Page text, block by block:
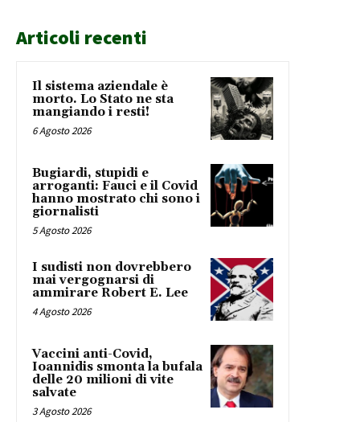
Articoli recenti
Il sistema aziendale è
morto. Lo Stato ne sta
mangiando i resti!
6 Agosto 2026
Bugiardi, stupidi e
arroganti: Fauci e il Covid
hanno mostrato chi sono i
giornalisti
5 Agosto 2026
I sudisti non dovrebbero
mai vergognarsi di
ammirare Robert E. Lee
4 Agosto 2026
Vaccini anti-Covid,
Ioannidis smonta la bufala
delle 20 milioni di vite
salvate
3 Agosto 2026